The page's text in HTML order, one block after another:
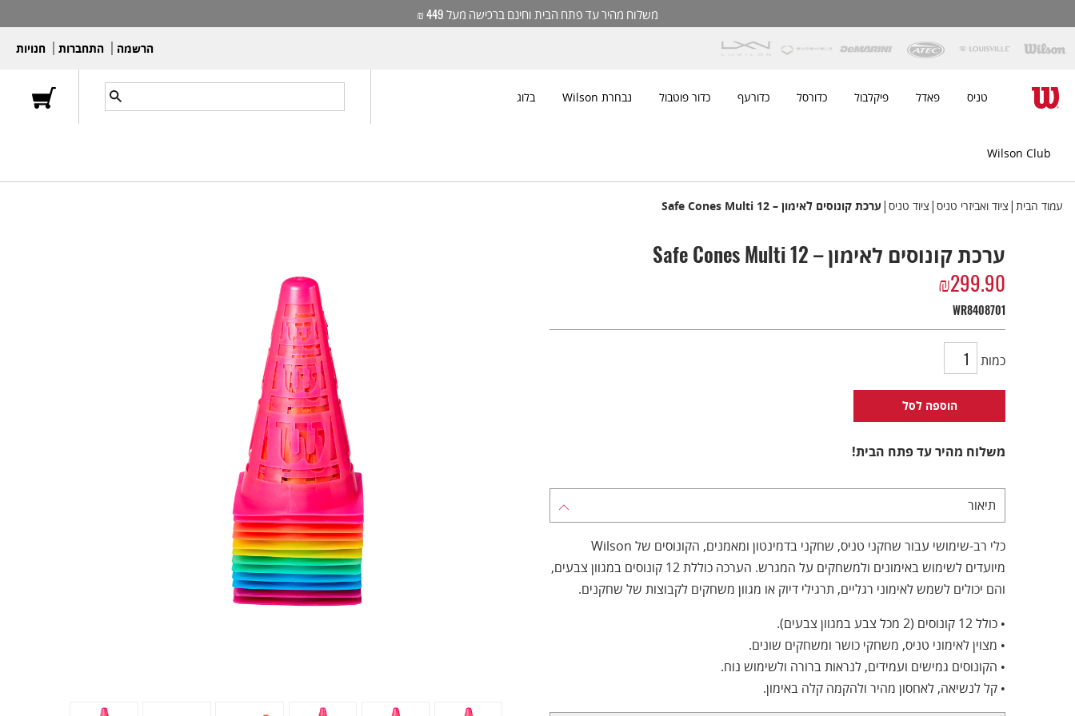
משלוח מהיר עד פתח הבית וחינם ברכישה מעל 449 ₪
הרשמה התחברות חנויות
טניס פאדל פיקלבול כדורסל כדורעף כדור פוטבול נבחרת Wilson בלוג
Wilson Club
עמוד הבית | ציוד ואביזרי טניס | ציוד טניס | ערכת קונוסים לאימון – Safe Cones Multi 12
ערכת קונוסים לאימון – Safe Cones Multi 12
₪299.90
WR8408701
כמות
הוספה לסל
משלוח מהיר עד פתח הבית!
תיאור
כלי רב-שימושי עבור שחקני טניס, שחקני בדמינטון ומאמנים, הקונוסים של Wilson
מיועדים לשימוש באימונים ולמשחקים על המגרש. הערכה כוללת 12 קונוסים במגוון צבעים,
והם יכולים לשמש לאימוני רגליים, תרגילי דיוק או מגוון משחקים לקבוצות של שחקנים.
• כולל 12 קונוסים (2 מכל צבע במגוון צבעים).
• מצוין לאימוני טניס, משחקי כושר ומשחקים שונים.
• הקונוסים גמישים ועמידים, לנראות ברורה ולשימוש נוח.
• קל לנשיאה, לאחסון מהיר ולהקמה קלה באימון.